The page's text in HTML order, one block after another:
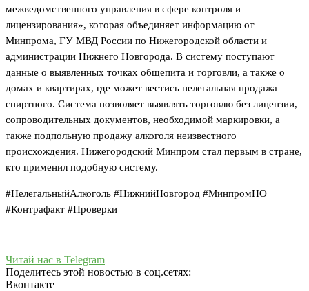
межведомственного управления в сфере контроля и
лицензирования», которая объединяет информацию от
Минпрома, ГУ МВД России по Нижегородской области и
администрации Нижнего Новгорода. В систему поступают
данные о выявленных точках общепита и торговли, а также о
домах и квартирах, где может вестись нелегальная продажа
спиртного. Система позволяет выявлять торговлю без лицензии,
сопроводительных документов, необходимой маркировки, а
также подпольную продажу алкоголя неизвестного
происхождения. Нижегородский Минпром стал первым в стране,
кто применил подобную систему.
#НелегальныйАлкоголь #НижнийНовгород #МинпромНО
#Контрафакт #Проверки
Читай нас в Telegram
Поделитесь этой новостью в соц.сетях:
Вконтакте